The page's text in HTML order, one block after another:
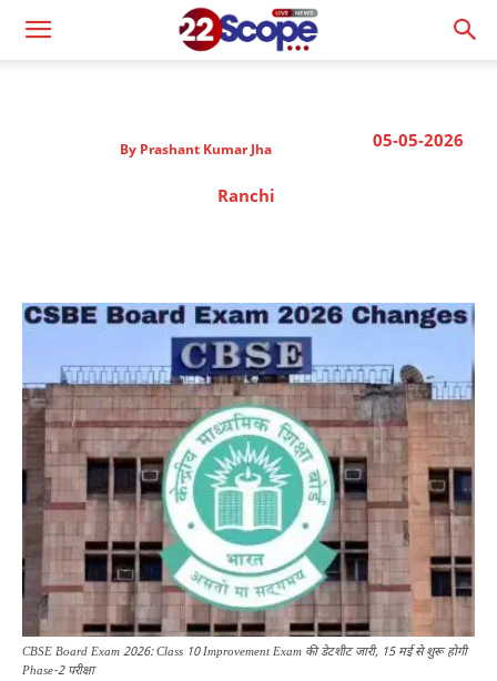
05-05-2026
By Prashant Kumar Jha
Ranchi
CBSE Board Exam 2026: Class 10 Improvement Exam की डेटशीट जारी, 15 मई से शुरू होगी
Phase-2 परीक्षा